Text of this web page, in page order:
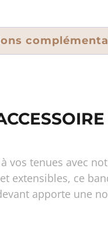
vos tenues avec
extensibles, ce
apporte une